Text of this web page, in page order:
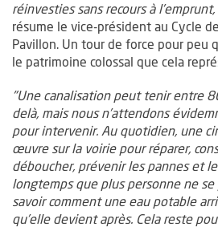
réinvesties sans recours à l’emprunt,
résume le vice-président au Cycle de
Pavillon. Un tour de force pour peu
le patrimoine colossal que cela
"Une canalisation peut tenir entre
delà, mais nous n’attendons
pour intervenir. Au quotidien, une
œuvre sur la voirie pour réparer,
déboucher, prévenir les pannes et
longtemps que plus personne ne
savoir comment une eau potable
qu’elle devient après. Cela reste